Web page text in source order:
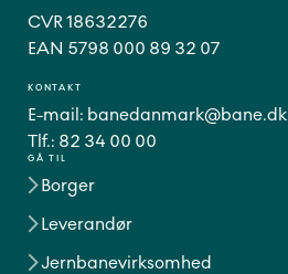
GÅ TIL
Borger
Leverandør
Jernbanevirksomhed
CVR 18632276
EAN 5798 000 89 32 07
KONTAKT
E-mail: banedanmark@bane.dk
Tlf.: 82 34 00 00